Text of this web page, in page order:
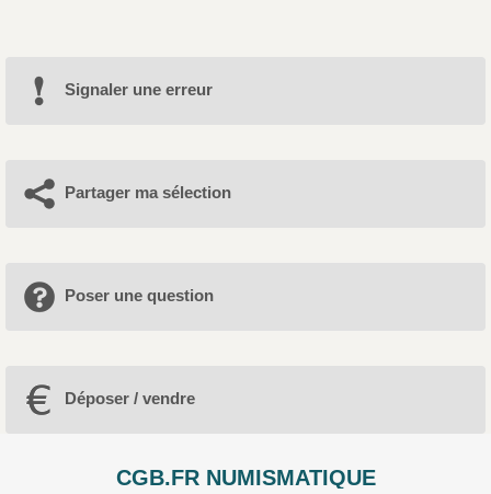
Signaler une erreur
Partager ma sélection
Poser une question
Déposer / vendre
CGB.FR NUMISMATIQUE